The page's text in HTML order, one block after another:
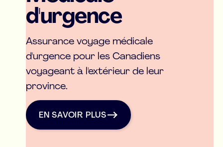
d'urgence
Assurance voyage médicale
d'urgence pour les Canadiens
voyageant à l'extérieur de leur
province.
Assurance Médicale d'urgence
EN SAVOIR PLUs
EN SAVOIR PLUS